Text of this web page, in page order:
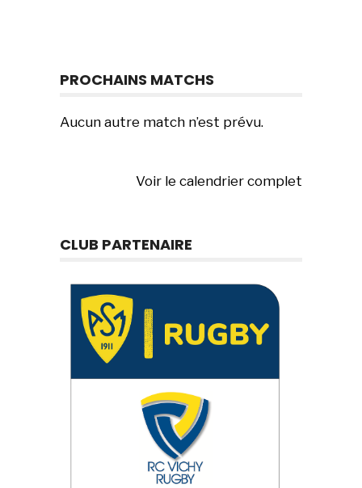
PROCHAINS MATCHS
Aucun autre match n’est prévu.
Voir le calendrier complet
CLUB PARTENAIRE